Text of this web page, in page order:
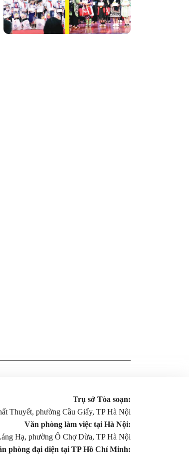
Trụ sở Tòa soạn:
Thuyết, phường Cầu Giấy, TP Hà Nội
Văn phòng làm việc tại Hà Nội:
Hạ, phường Ô Chợ Dừa, TP Hà Nội
phòng đại diện tại TP Hồ Chí Minh: